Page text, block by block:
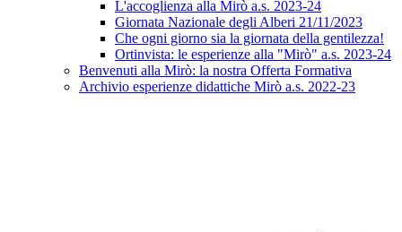
L'accoglienza alla Mirò a.s. 2023-24
Giornata Nazionale degli Alberi 21/11/2023
Che ogni giorno sia la giornata della gentilezza!
Ortinvista: le esperienze alla "Mirò" a.s. 2023-24
Benvenuti alla Mirò: la nostra Offerta Formativa
Archivio esperienze didattiche Mirò a.s. 2022-23